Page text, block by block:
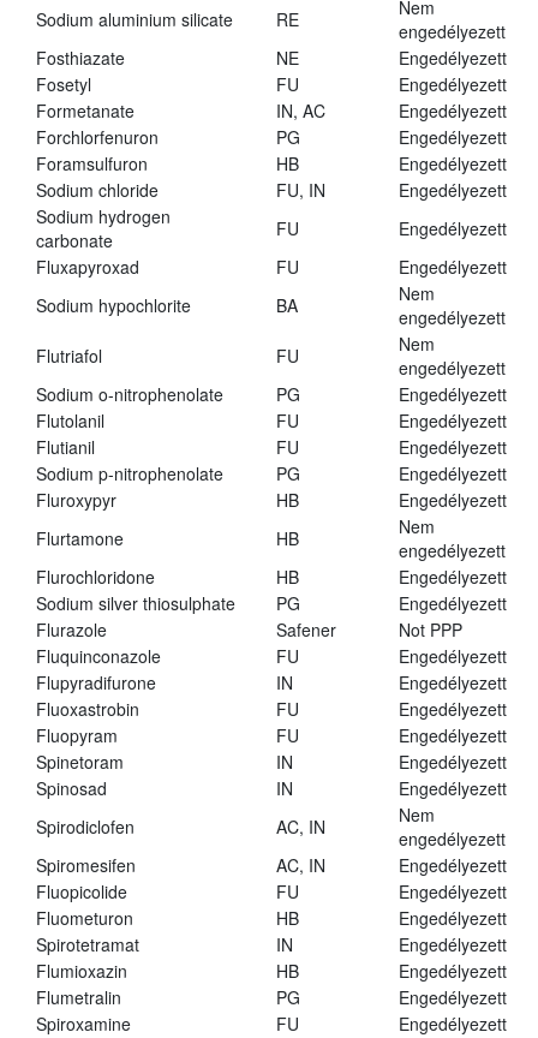
Sodium aluminium silicate
RE
Nem
engedélyezett
Fosthiazate
NE
Engedélyezett
Fosetyl
FU
Engedélyezett
Formetanate
IN, AC
Engedélyezett
Forchlorfenuron
PG
Engedélyezett
Foramsulfuron
HB
Engedélyezett
Sodium chloride
FU, IN
Engedélyezett
Sodium hydrogen
carbonate
FU
Engedélyezett
Fluxapyroxad
FU
Engedélyezett
Sodium hypochlorite
BA
Nem
engedélyezett
Flutriafol
FU
Nem
engedélyezett
Sodium o-nitrophenolate
PG
Engedélyezett
Flutolanil
FU
Engedélyezett
Flutianil
FU
Engedélyezett
Sodium p-nitrophenolate
PG
Engedélyezett
Fluroxypyr
HB
Engedélyezett
Flurtamone
HB
Nem
engedélyezett
Flurochloridone
HB
Engedélyezett
Sodium silver thiosulphate
PG
Engedélyezett
Flurazole
Safener
Not PPP
Fluquinconazole
FU
Engedélyezett
Flupyradifurone
IN
Engedélyezett
Fluoxastrobin
FU
Engedélyezett
Fluopyram
FU
Engedélyezett
Spinetoram
IN
Engedélyezett
Spinosad
IN
Engedélyezett
Spirodiclofen
AC, IN
Nem
engedélyezett
Spiromesifen
AC, IN
Engedélyezett
Fluopicolide
FU
Engedélyezett
Fluometuron
HB
Engedélyezett
Spirotetramat
IN
Engedélyezett
Flumioxazin
HB
Engedélyezett
Flumetralin
PG
Engedélyezett
Spiroxamine
FU
Engedélyezett